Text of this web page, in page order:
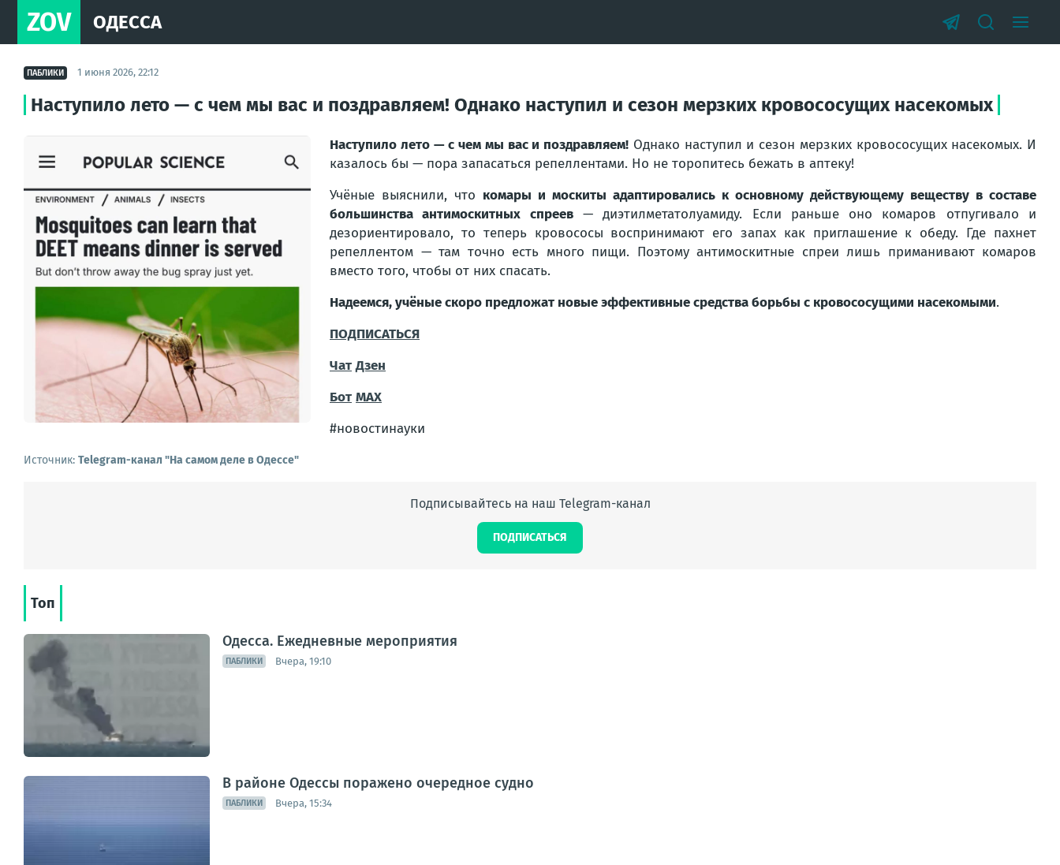
ZOV ОДЕССА
ПАБЛИКИ 1 июня 2026, 22:12
Наступило лето — с чем мы вас и поздравляем! Однако наступил и сезон мерзких кровососущих насекомых
Наступило лето — с чем мы вас и поздравляем! Однако наступил и сезон мерзких кровососущих насекомых. И
казалось бы — пора запасаться репеллентами. Но не торопитесь бежать в аптеку!
Учёные выяснили, что комары и москиты адаптировались к основному действующему веществу в составе
большинства антимоскитных спреев— диэтилметатолуамиду. Если раньше оно комаров отпугивало и
дезориентировало, то теперь кровососы воспринимают его запах как приглашение к обеду. Где пахнет
репеллентом — там точно есть много пищи. Поэтому антимоскитные спреи лишь приманивают комаров
вместо того, чтобы от них спасать.
Надеемся, учёные скоро предложат новые эффективные средства борьбы с кровососущими насекомыми.
ПОДПИСАТЬСЯ
Чат Дзен
Бот MAX
#новостинауки
Источник: Telegram-канал "На самом деле в Одессе"
Подписывайтесь на наш Telegram-канал
ПОДПИСАТЬСЯ
Топ
Одесса. Ежедневные мероприятия
ПАБЛИКИ Вчера, 19:10
В районе Одессы поражено очередное судно
ПАБЛИКИ Вчера, 15:34